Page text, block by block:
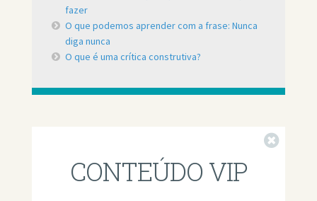
fazer
O que podemos aprender com a frase: Nunca
diga nunca
O que é uma crítica construtiva?
CONTEÚDO VIP